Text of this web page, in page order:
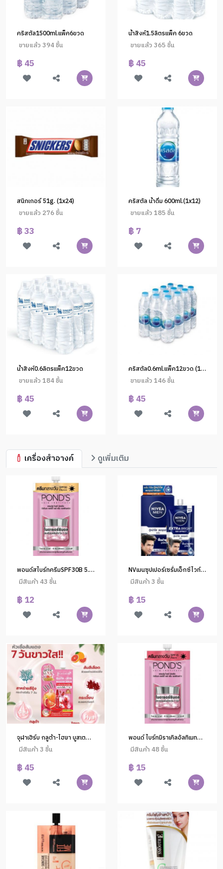
คริสตัล1500ml.แพ็ค6ขวด
ขายแล้ว 394 ชิ้น
฿ 45
น้ำสิงห์1.5ลิตรแพ็ค 6ขวด
ขายแล้ว 365 ชิ้น
฿ 45
สนิกเกอร์ 51g. (1x24)
ขายแล้ว 276 ชิ้น
฿ 33
คริสตัล น้ำดื่ม 600ml.(1x12)
ขายแล้ว 185 ชิ้น
฿ 7
น้ำสิงห์0.6ลิตรแพ็ค12ขวด
ขายแล้ว 184 ชิ้น
฿ 45
คริสตัล0.6ml.แพ็ค12ขวด (1X1)
ขายแล้ว 146 ชิ้น
฿ 45
เครื่องสำอางค์ ดูเพิ่มเติม
พอนด์สไบร์ทครีมSPF30B 5.5ก
มีสินค้า 43 ชิ้น
฿ 12
NVเมนซุปเปอร์เซรั่มเอ็กซ์ไวท์ 8มล.(1*6)#98776
มีสินค้า 3 ชิ้น
฿ 15
จุฬาเฮิร์บ กลูต้า-ไฮยา บูสเตอร์ เซรั่ม 6 มล (1*6)
มีสินค้า 3 ชิ้น
฿ 45
พอนด์ ไบร์ทมิราเคิลอัลทิเมทคลาริตี้เดย์ครีม SPF 15 5 กรัม
มีสินค้า 48 ชิ้น
฿ 15